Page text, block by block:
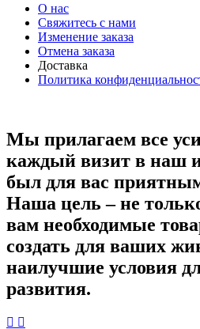
О нас
Свяжитесь с нами
Изменение заказа
Отмена заказа
Доставка
Политика
Мы прилагаем все
каждый визит в наш
был для вас
Наша цель – не
вам необходимые
создать для ваших
наилучшие условия
развития.